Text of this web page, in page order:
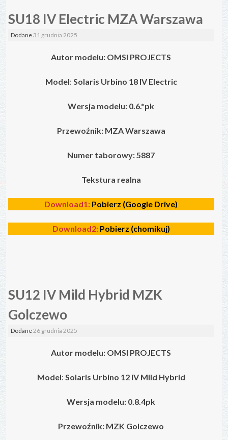
SU18 IV Electric MZA Warszawa
Dodane31 grudnia 2025
Autor modelu: OMSI PROJECTS
Model: Solaris Urbino 18 IV Electric
Wersja modelu: 0.6.*pk
Przewoźnik: MZA Warszawa
Numer taborowy: 5887
Tekstura realna
Download1: Pobierz (Google Drive)
Download2: Pobierz (chomikuj)
SU12 IV Mild Hybrid MZK
Golczewo
Dodane26 grudnia 2025
Autor modelu: OMSI PROJECTS
Model: Solaris Urbino 12 IV Mild Hybrid
Wersja modelu: 0.8.4pk
Przewoźnik: MZK Golczewo